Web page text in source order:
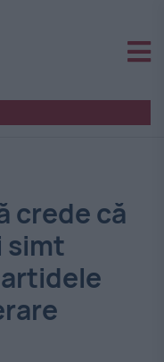
crede că
simt